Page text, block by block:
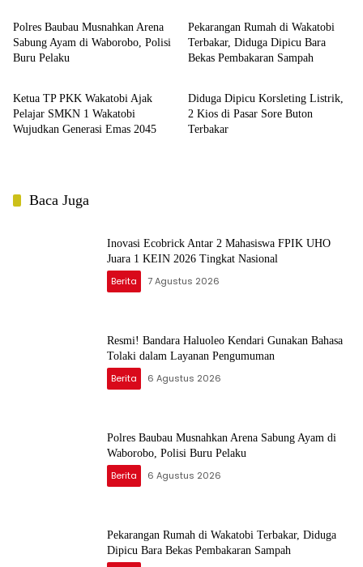
Polres Baubau Musnahkan Arena
Sabung Ayam di Waborobo, Polisi
Buru Pelaku
Pekarangan Rumah di Wakatobi
Terbakar, Diduga Dipicu Bara
Bekas Pembakaran Sampah
Berita
Ketua TP PKK Wakatobi Ajak
Pelajar SMKN 1 Wakatobi
Wujudkan Generasi Emas 2045
Berita
Diduga Dipicu Korsleting Listrik,
2 Kios di Pasar Sore Buton
Terbakar
Baca Juga
Inovasi Ecobrick Antar 2 Mahasiswa FPIK UHO
Juara 1 KEIN 2026 Tingkat Nasional
Berita 7 Agustus 2026
Resmi! Bandara Haluoleo Kendari Gunakan Bahasa
Tolaki dalam Layanan Pengumuman
Berita 6 Agustus 2026
Polres Baubau Musnahkan Arena Sabung Ayam di
Waborobo, Polisi Buru Pelaku
Berita 6 Agustus 2026
Pekarangan Rumah di Wakatobi Terbakar, Diduga
Dipicu Bara Bekas Pembakaran Sampah